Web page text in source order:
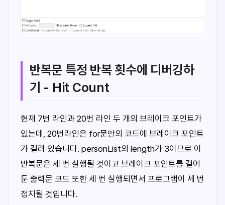
반복문 특정 반복 횟수에 디버깅하
기 - Hit Count
현재 7번 라인과 20번 라인 두 개의 브레이크 포인트가
있는데, 20번라인은 for문안의 코드에 브레이크 포인트
가 걸려 있습니다. personList의 length가 3이므로 이
반복문은 세 번 실행될 것이고 브레이크 포인트를 걸어
둔 출력문 코드 또한 세 번 실행되면서 프로그램이 세 번
정지될 것입니다.